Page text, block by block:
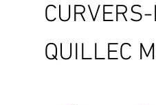
QUILLEC